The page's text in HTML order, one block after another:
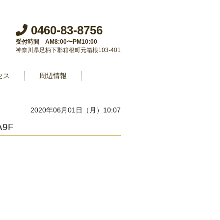
0460-83-8756
受付時間 AM8:00〜PM10:00
神奈川県足柄下郡箱根町元箱根103-401
ス 周辺情報
2020年06月01日（月）10:07